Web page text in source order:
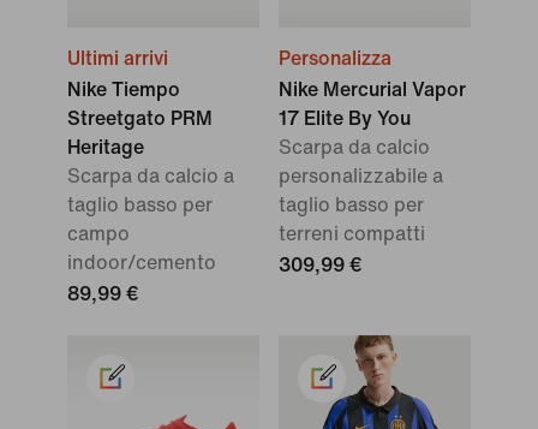
Ultimi arrivi
Nike Tiempo
Streetgato PRM
Heritage
Scarpa da calcio a
taglio basso per
campo
indoor/cemento
89,99 €
Personalizza
Nike Mercurial Vapor
17 Elite By You
Scarpa da calcio
personalizzabile a
taglio basso per
terreni compatti
309,99 €